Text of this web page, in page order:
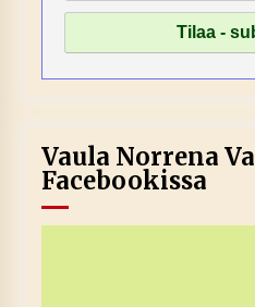
Vaula Norrena
Facebookissa